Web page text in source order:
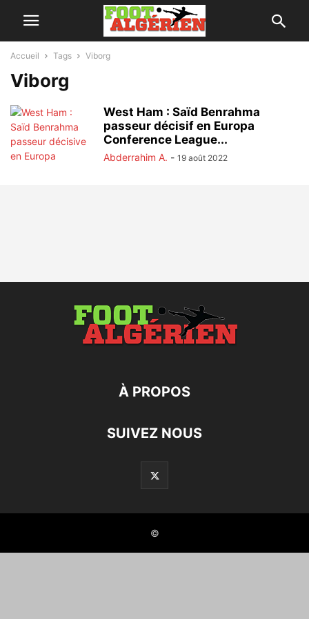
Accueil Tags Viborg
Viborg
West Ham : Saïd Benrahma
passeur décisif en Europa
Conference League...
Abderrahim A. - 19 août 2022
À PROPOS
SUIVEZ NOUS
©